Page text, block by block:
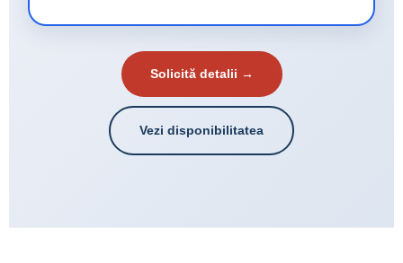
Solicită detalii →
Vezi disponibilitatea